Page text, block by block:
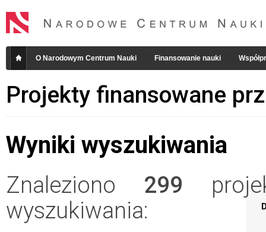
O Narodowym Centrum Nauki Finansowanie nauki
Projekty finansowane
Wyniki wyszukiwania
Znaleziono 299
wyszukiwania: